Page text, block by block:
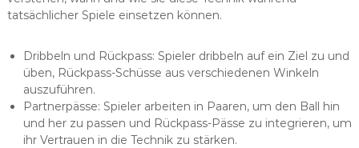
tatsächlicher Spiele einsetzen können.
Dribbeln und Rückpass: Spieler dribbeln auf ein Ziel zu und
üben, Rückpass-Schüsse aus verschiedenen Winkeln
auszuführen.
Partnerpässe: Spieler arbeiten in Paaren, um den Ball hin
und her zu passen und Rückpass-Pässe zu integrieren, um
ihr Vertrauen in die Technik zu stärken.